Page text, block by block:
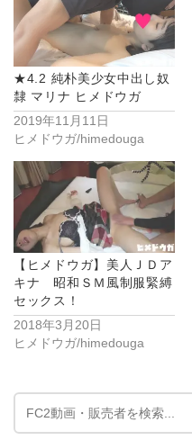
★4.2 純朴美少女中出し奴
隸 マリナ ヒメドウガ
2019年11月11日
ヒメドウガ/himedouga
【ヒメドウガ】美人ＪＤア
キナ 昭和ＳＭ風制服緊縛
セックス！
2018年3月20日
ヒメドウガ/himedouga